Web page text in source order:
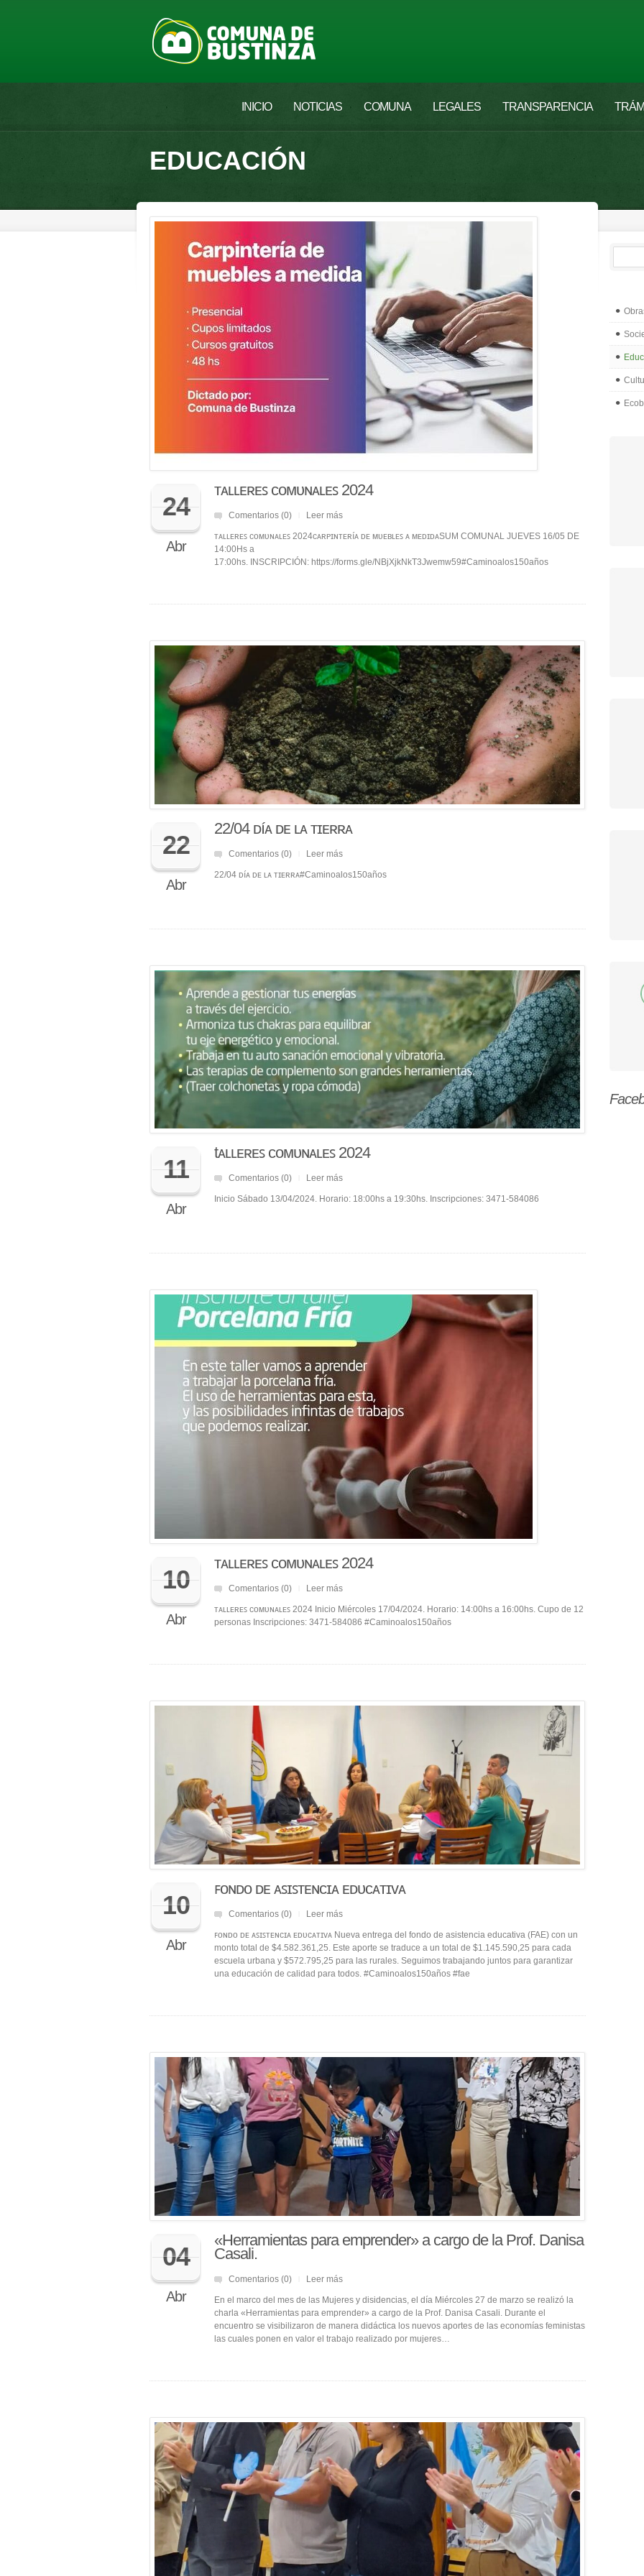
INICIO NOTICIAS COMUNA LEGALES TRANSPARENCIA
EDUCACIÓN
24
Abr
ᴛᴀʟʟᴇʀᴇꜱ ᴄᴏᴍᴜɴᴀʟᴇꜱ 2024
Comentarios (0) Leer más
ᴛᴀʟʟᴇʀᴇꜱ ᴄᴏᴍᴜɴᴀʟᴇꜱ 2024ᴄᴀʀᴘɪɴᴛᴇʀíᴀ ᴅᴇ ᴍᴜᴇʙʟᴇꜱ ᴀ ᴍᴇᴅɪᴅᴀSUM COMUNAL JUEVES 16/05 DE
14:00Hs a
17:00hs. INSCRIPCIÓN: https://forms.gle/NBjXjkNkT3Jwemw59#Caminoalos150años
22
Abr
22/04 ᴅíᴀ ᴅᴇ ʟᴀ ᴛɪᴇʀʀᴀ
Comentarios (0) Leer más
22/04 ᴅíᴀ ᴅᴇ ʟᴀ ᴛɪᴇʀʀᴀ#Caminoalos150años
11
Abr
tᴀʟʟᴇʀᴇꜱ ᴄᴏᴍᴜɴᴀʟᴇꜱ 2024
Comentarios (0) Leer más
Inicio Sábado 13/04/2024. Horario: 18:00hs a 19:30hs. Inscripciones: 3471-584086
10
Abr
ᴛᴀʟʟᴇʀᴇꜱ ᴄᴏᴍᴜɴᴀʟᴇꜱ 2024
Comentarios (0) Leer más
ᴛᴀʟʟᴇʀᴇꜱ ᴄᴏᴍᴜɴᴀʟᴇꜱ 2024 Inicio Miércoles 17/04/2024. Horario: 14:00hs a 16:00hs. Cupo de 12
personas Inscripciones: 3471-584086 #Caminoalos150años
10
Abr
ꜰᴏɴᴅᴏ ᴅᴇ ᴀꜱɪꜱᴛᴇɴᴄɪᴀ ᴇᴅᴜᴄᴀᴛɪᴠᴀ
Comentarios (0) Leer más
ꜰᴏɴᴅᴏ ᴅᴇ ᴀꜱɪꜱᴛᴇɴᴄɪᴀ ᴇᴅᴜᴄᴀᴛɪᴠᴀ Nueva entrega del fondo de asistencia educativa (FAE) con un
monto total de $4.582.361,25. Este aporte se traduce a un total de $1.145.590,25 para cada
escuela urbana y $572.795,25 para las rurales. Seguimos trabajando juntos para garantizar
una educación de calidad para todos. #Caminoalos150años #fae
04
Abr
«Herramientas para emprender» a cargo de la Prof. Danisa
Casali.
Comentarios (0) Leer más
En el marco del mes de las Mujeres y disidencias, el día Miércoles 27 de marzo se realizó la
charla «Herramientas para emprender» a cargo de la Prof. Danisa Casali. Durante el
encuentro se visibilizaron de manera didáctica los nuevos aportes de las economías feministas
las cuales ponen en valor el trabajo realizado por mujeres…